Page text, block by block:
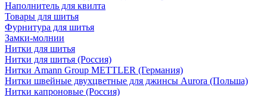
Наполнитель для квилта
Товары для шитья
Фурнитура для шитья
Замки-молнии
Нитки для шитья
Нитки для шитья (Россия)
Нитки Amann Group METTLER (Германия)
Нитки швейные двухцветные для джинсы Aurora (Польша)
Нитки капроновые (Россия)